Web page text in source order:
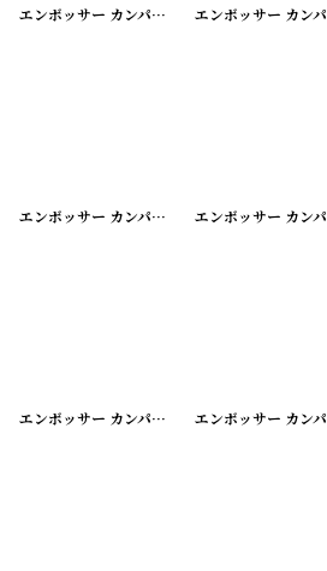
エンボッサー カンパニーシール [20200424-3]
エンボッサー カンパニーシール [20200424-6]
エンボッサー カンパニーシール [20200424-9]